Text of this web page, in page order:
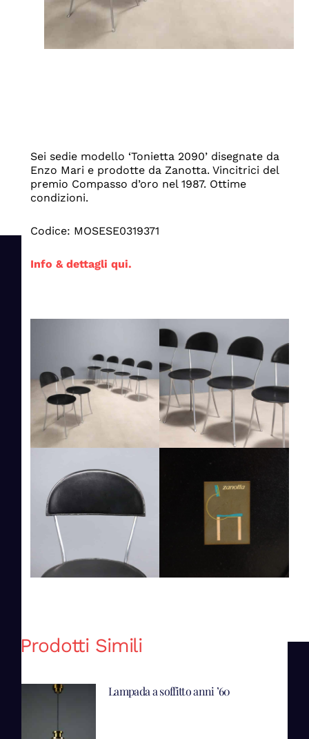
Sei sedie modello ‘Tonietta 2090’ disegnate da
Enzo Mari e prodotte da Zanotta. Vincitrici del
premio Compasso d’oro nel 1987. Ottime
condizioni.
Codice: MOSESE0319371
Info & dettagli qui.
Prodotti Simili
Lampada a soffitto anni ’60